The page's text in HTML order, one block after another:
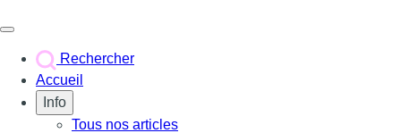
Rechercher
Accueil
Info
Tous nos articles